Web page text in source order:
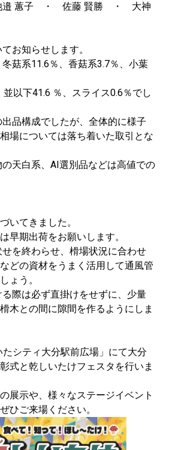
蕙子 ・ 佐藤 賢勝 ・ 大神
お知らせします。
菇系11.6％、香菇系3.7％、小葉
以下41.6 ％、スライス0.6％でし
品構成でしたが、全体的に様子
場については落ち着いた取引とな
天白系、AI選別品などは高値での
いてきました。
早期出荷をお願いします。
を終わらせ、榾場状況に合わせ
どの資材をうまく活用して通風管
ょう。
際は必ず直掛けをせずに、少量
木との間に隙間を作るようにしま
シティ大分駅前広場」にて大分
式と乾しいたけフェスタを行いま
展示や、様々なステージイベント
ひご来場ください。